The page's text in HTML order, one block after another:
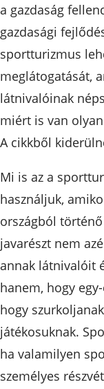
a gazdaság
gazdasági
sportturizmus
meglátogatását,
látnivalóinak
miért is van
A cikkből
Mi is az a
használjuk,
országból
javarészt nem
annak látnivalóit
hanem, hogy
hogy
játékosuknak.
ha valamilyen
személyes